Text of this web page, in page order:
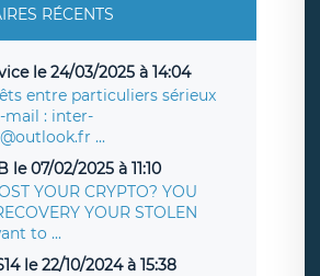
RÉCENTS
le 24/03/2025 à 14:04
entre particuliers sérieux
mail : inter-
...
le 07/02/2025 à 11:10
YOUR CRYPTO? YOU
YOUR STOLEN
to ...
le 22/10/2024 à 15:38